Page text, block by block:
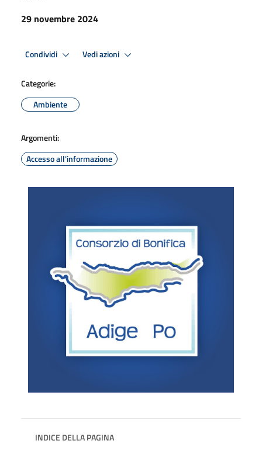
29 novembre 2024
Condividi Vedi azioni
Categorie:
Ambiente
Argomenti:
Accesso all'informazione
INDICE DELLA PAGINA